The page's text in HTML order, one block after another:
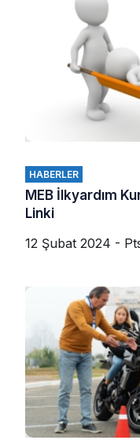
HABERLER
MEB İlkyardım
Linki
12 Şubat 2024 -